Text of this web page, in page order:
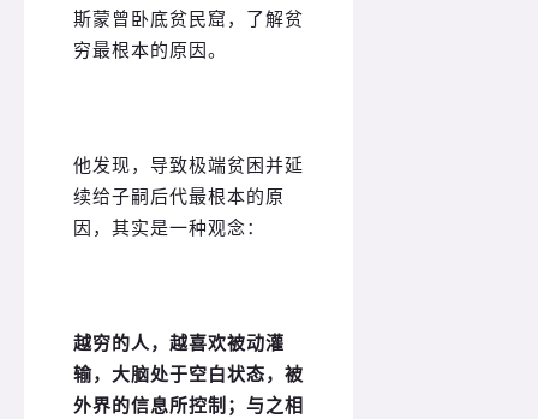
斯蒙曾卧底贫民窟，了解贫
穷最根本的原因。
他发现，导致极端贫困并延
续给子嗣后代最根本的原
因，其实是一种观念：
越穷的人，越喜欢被动灌
输，大脑处于空白状态，被
外界的信息所控制；与之相